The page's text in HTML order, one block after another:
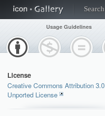
Search
Usage Guidelines
License
Creative Commons Attribution 3.0
Unported License